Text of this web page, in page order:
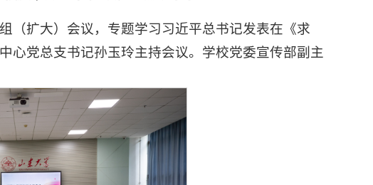
（扩大）会议，专题学习习近平总书记发表在《求
心党总支书记孙玉玲主持会议。学校党委宣传部副主